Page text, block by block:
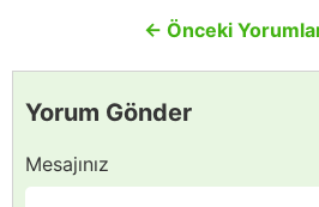
← Önceki
Yorum Gönder
Mesajınız